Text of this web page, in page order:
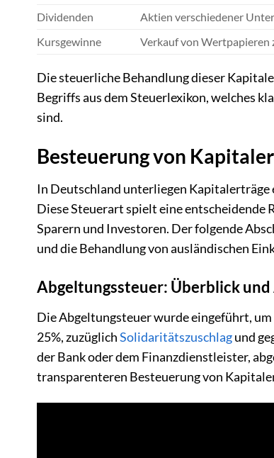
Dividenden
Aktien verschiedener
Kursgewinne
Verkauf von Wertpapieren
Die steuerliche Behandlung dieser
Begriffs aus dem Steuerlexikon, welches
sind.
Besteuerung von
In Deutschland unterliegen Kapitalerträge
Diese Steuerart spielt eine
Sparern und Investoren. Der folgende
und die Behandlung von ausländischen
Abgeltungssteuer: Überblick
Die Abgeltungsteuer wurde eingeführt,
25%, zuzüglichSolidaritätszuschlagund
der Bank oder dem Finanzdienstleister,
transparenteren Besteuerung von